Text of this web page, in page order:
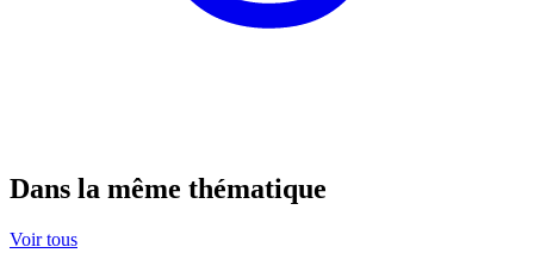
Dans la même thématique
Voir tous